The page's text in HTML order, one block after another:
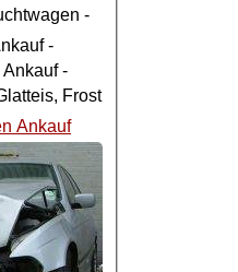
-
-
Frost
Ankauf